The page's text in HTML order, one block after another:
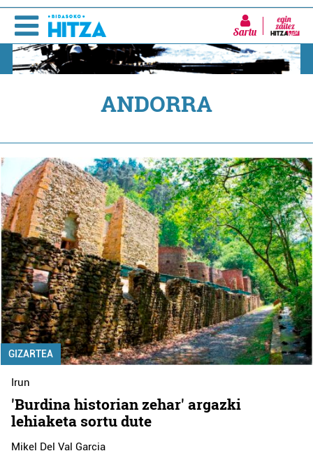
Sartu
ANDORRA
GIZARTEA
Irun
'Burdina historian zehar' argazki
lehiaketa sortu dute
Mikel Del Val Garcia